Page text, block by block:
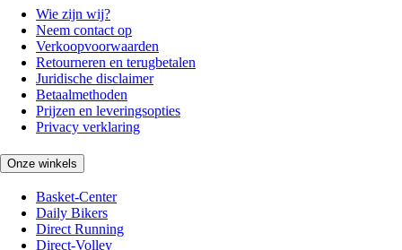
Wie zijn wij?
Neem contact op
Verkoopvoorwaarden
Retourneren en terugbetalen
Juridische disclaimer
Betaalmethoden
Prijzen en leveringsopties
Privacy verklaring
Onze winkels
Basket-Center
Daily Bikers
Direct Running
Direct-Volley